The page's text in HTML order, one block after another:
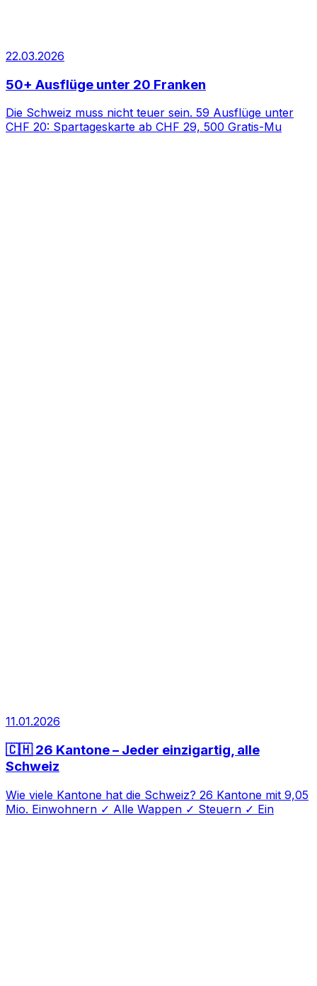
22.03.2026
50+ Ausflüge unter 20 Franken
Die Schweiz muss nicht teuer sein. 59 Ausflüge unter
CHF 20: Spartageskarte ab CHF 29, 500 Gratis-Mu
11.01.2026
🇨🇭 26 Kantone – Jeder einzigartig, alle
Schweiz
Wie viele Kantone hat die Schweiz? 26 Kantone mit 9,05
Mio. Einwohnern ✓ Alle Wappen ✓ Steuern ✓ Ein